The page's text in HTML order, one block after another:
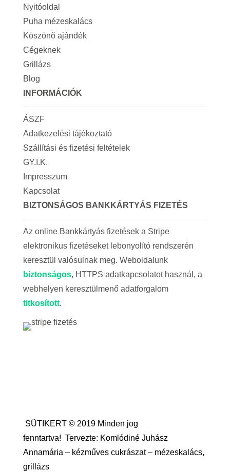
Nyitóoldal
Puha mézeskalács
Köszönő ajándék
Cégeknek
Grillázs
Blog
INFORMÁCIÓK
ÁSZF
Adatkezelési tájékoztató
Szállítási és fizetési feltételek
GY.I.K.
Impresszum
Kapcsolat
BIZTONSÁGOS BANKKÁRTYÁS FIZETÉS
Az online Bankkártyás fizetések a Stripe
elektronikus fizetéseket lebonyolító rendszerén
keresztül valósulnak meg. Weboldalunk
biztonságos, HTTPS adatkapcsolatot használ, a
webhelyen keresztülmenő adatforgalom
titkosított.
SÜTIKERT © 2019 Minden jog
fenntartva! Tervezte: Komlódiné Juhász
Annamária – kézműves cukrászat – mézeskalács,
grillázs